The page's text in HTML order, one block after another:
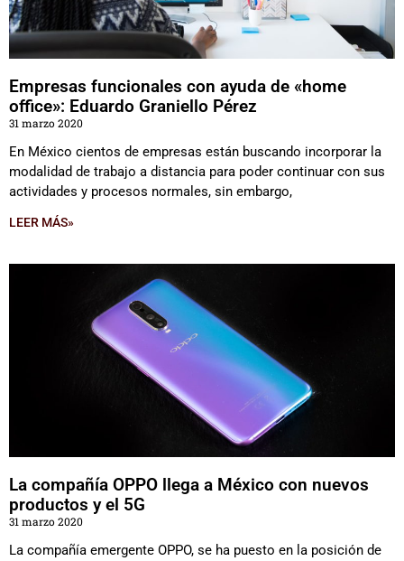
Empresas funcionales con ayuda de «home
office»: Eduardo Graniello Pérez
31 marzo 2020
En México cientos de empresas están buscando incorporar la
modalidad de trabajo a distancia para poder continuar con sus
actividades y procesos normales, sin embargo,
LEER MÁS»
La compañía OPPO llega a México con nuevos
productos y el 5G
31 marzo 2020
La compañía emergente OPPO, se ha puesto en la posición de